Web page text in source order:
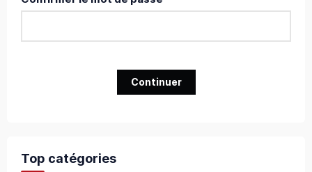
Continuer
Top catégories